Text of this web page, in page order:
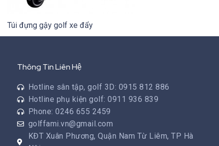
Túi đựng gậy golf xe đẩy
Thông Tin Liên Hệ
Hotline sân tập, golf 3D: 0915 812 886
Hotline phụ kiện golf: 0911 936 839
Phone: 0246 655 2459
golffami.vn@gmail.com
KĐT Xuân Phương, Quận Nam Từ Liêm, TP Hà